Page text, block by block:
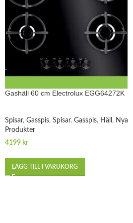
Gashäll 60 cm Electrolux EGG64272K
Spisar, Gasspis, Spisar, Gasspis, Häll , Nya
Produkter
4199 kr
LÄGG TILL I VARUKORG